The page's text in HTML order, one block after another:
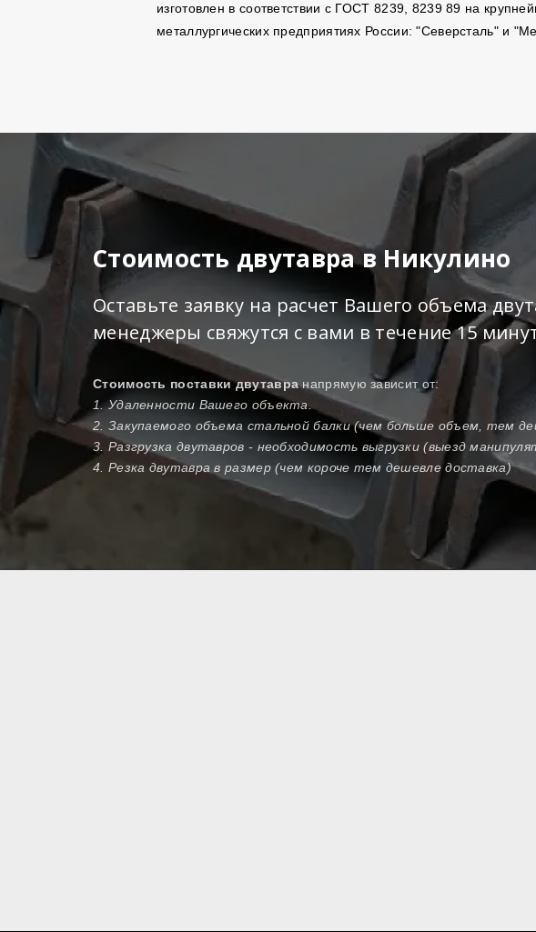
изготовлен в соответствии с ГОСТ 8239, 8239 89 на
металлургических предприятиях России: "Северсталь" и
Стоимость двутавра в Никулино
Оставьте заявку на расчет Вашего объема
менеджеры свяжутся с вами в течение 15
Стоимость поставки двутавранапрямую зависит от:
1. Удаленности Вашего объекта.
2. Закупаемого объема стальной балки (чем больше объем, тем
3. Разгрузка двутавров - необходимость выгрузки (выезд
4. Резка двутавра в размер (чем короче тем дешевле доставка)